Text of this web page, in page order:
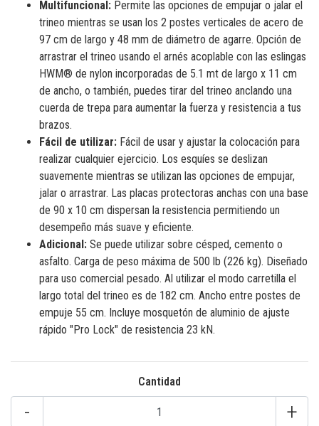
Multifuncional: Permite las opciones de empujar o jalar el
trineo mientras se usan los 2 postes verticales de acero de
97 cm de largo y 48 mm de diámetro de agarre. Opción de
arrastrar el trineo usando el arnés acoplable con las eslingas
HWM® de nylon incorporadas de 5.1 mt de largo x 11 cm
de ancho, o también, puedes tirar del trineo anclando una
cuerda de trepa para aumentar la fuerza y resistencia a tus
brazos.
Fácil de utilizar: Fácil de usar y ajustar la colocación para
realizar cualquier ejercicio. Los esquíes se deslizan
suavemente mientras se utilizan las opciones de empujar,
jalar o arrastrar. Las placas protectoras anchas con una base
de 90 x 10 cm dispersan la resistencia permitiendo un
desempeño más suave y eficiente.
Adicional: Se puede utilizar sobre césped, cemento o
asfalto. Carga de peso máxima de 500 lb (226 kg). Diseñado
para uso comercial pesado. Al utilizar el modo carretilla el
largo total del trineo es de 182 cm. Ancho entre postes de
empuje 55 cm. Incluye mosquetón de aluminio de ajuste
rápido "Pro Lock" de resistencia 23 kN.
Cantidad
+
-